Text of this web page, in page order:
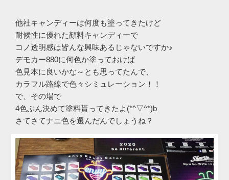
他社キャンディーは何度も塗ってきたけど
耐候性に優れた顔料キャンディーで
コノ透明感は皆んな興味あるじゃないですか♪
デモカー880に何色か塗っておけば
色見本に良いかな～とも思ってたんで、
カラフル路線で色々シミュレーション！！
で、その場で
4色ぶん決めて塗料貰ってきたよ(*^▽^*)b
さてさてナニ色を選んだんでしょうね？